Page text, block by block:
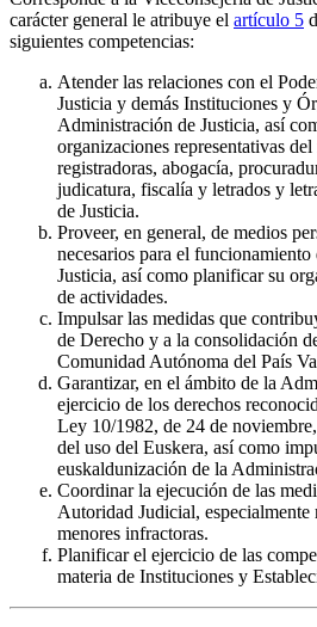
carácter general le atribuye el artículo 5
siguientes competencias:
Atender las relaciones con el
Justicia y demás Instituciones y
Administración de Justicia, así
organizaciones representativas
registradoras, abogacía,
judicatura, fiscalía y letrados y
de Justicia.
Proveer, en general, de medios
necesarios para el
Justicia, así como planificar su
de actividades.
Impulsar las medidas que
de Derecho y a la consolidación
Comunidad Autónoma del País
Garantizar, en el ámbito de la
ejercicio de los derechos
Ley 10/1982, de 24 de
del uso del Euskera, así como
euskaldunización de la
Coordinar la ejecución de las
Autoridad Judicial, especialmente
menores infractoras.
Planificar el ejercicio de las
materia de Instituciones y